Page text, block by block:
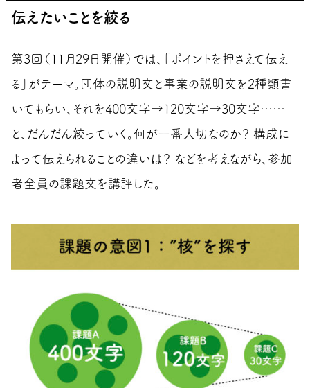
伝えたいことを絞る
第3回（11月29日開催）では、「ポイントを押さえて伝え
る」がテーマ。団体の説明文と事業の説明文を2種類書
いてもらい、それを400文字→120文字→30文字……
と、だんだん絞っていく。何が一番大切なのか？ 構成に
よって伝えられることの違いは？ などを考えながら、参加
者全員の課題文を講評した。